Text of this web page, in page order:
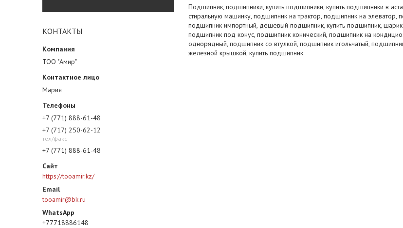
КОНТАКТЫ
ТОО "Амир"
Мария
+7 (771) 888-61-48
+7 (717) 250-62-12
тел/факс
+7 (771) 888-61-48
https://tooamir.kz/
tooamir@bk.ru
+77718886148
Подшипник, подшипники, купить подшипники, купить подшипники в
стиральную машинку, подшипник на трактор, подшипник на
подшипник импортный, дешевый подшипник, купить подшипник,
подшипник под конус, подшипник конический, подшипник на
однорядный, подшипник со втулкой, подшипник игольчатый,
железной крышкой, купить подшипник